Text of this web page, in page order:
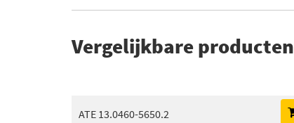
Vergelijkbare producten
ATE 13.0460-5650.2